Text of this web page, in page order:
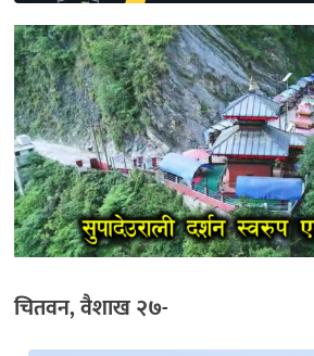
चितवन, वैशाख २७-